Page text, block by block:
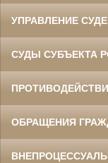
УПРАВЛЕНИЕ
СУДЫ СУБЪЕКТА
ОБРАЩЕНИЯ